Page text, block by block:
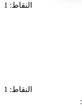
النقاط: 1
النقاط: 1